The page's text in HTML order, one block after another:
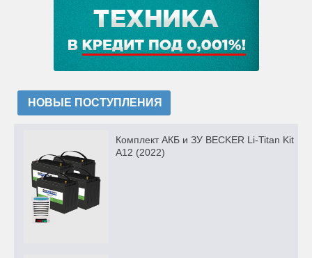
НОВЫЕ ПОСТУПЛЕНИЯ
Комплект АКБ и ЗУ BECKER Li-Titan Kit
A12 (2022)